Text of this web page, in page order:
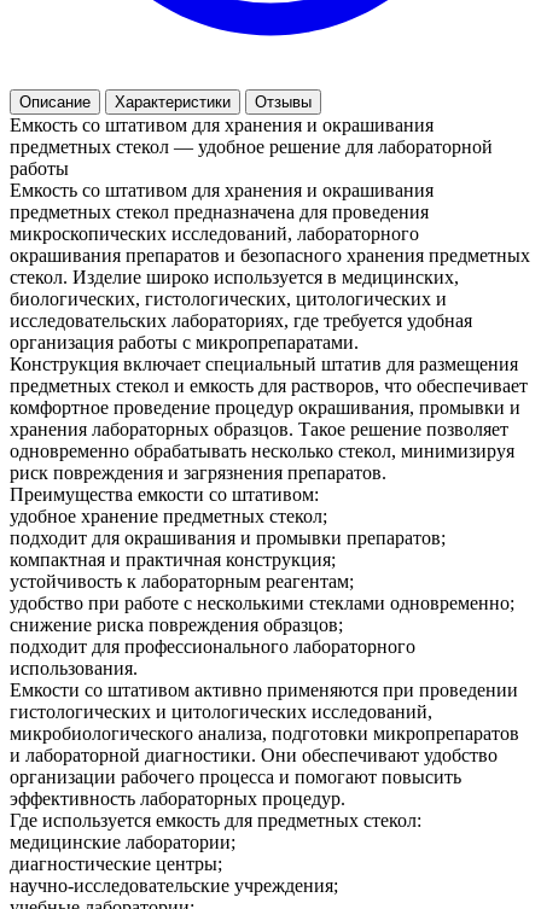
Описание Характеристики Отзывы
Емкость со штативом для хранения и окрашивания
предметных стекол — удобное решение для лабораторной
работы
Емкость со штативом для хранения и окрашивания
предметных стекол предназначена для проведения
микроскопических исследований, лабораторного
окрашивания препаратов и безопасного хранения предметных
стекол. Изделие широко используется в медицинских,
биологических, гистологических, цитологических и
исследовательских лабораториях, где требуется удобная
организация работы с микропрепаратами.
Конструкция включает специальный штатив для размещения
предметных стекол и емкость для растворов, что обеспечивает
комфортное проведение процедур окрашивания, промывки и
хранения лабораторных образцов. Такое решение позволяет
одновременно обрабатывать несколько стекол, минимизируя
риск повреждения и загрязнения препаратов.
Преимущества емкости со штативом:
удобное хранение предметных стекол;
подходит для окрашивания и промывки препаратов;
компактная и практичная конструкция;
устойчивость к лабораторным реагентам;
удобство при работе с несколькими стеклами одновременно;
снижение риска повреждения образцов;
подходит для профессионального лабораторного
использования.
Емкости со штативом активно применяются при проведении
гистологических и цитологических исследований,
микробиологического анализа, подготовки микропрепаратов
и лабораторной диагностики. Они обеспечивают удобство
организации рабочего процесса и помогают повысить
эффективность лабораторных процедур.
Где используется емкость для предметных стекол:
медицинские лаборатории;
диагностические центры;
научно-исследовательские учреждения;